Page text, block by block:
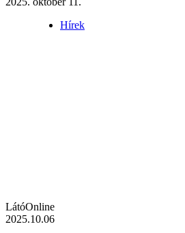
Hírek
LátóOnline
2025.10.06